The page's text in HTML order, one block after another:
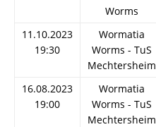
Worms
11.10.2023
19:30
Wormatia
Worms - TuS
Mechtersheim
16.08.2023
19:00
Wormatia
Worms - TuS
Mechtersheim